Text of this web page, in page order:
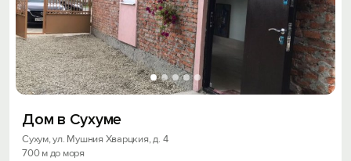
Дом в Сухуме
Сухум, ул. Мушния Хварцкия, д. 4
700 м до моря